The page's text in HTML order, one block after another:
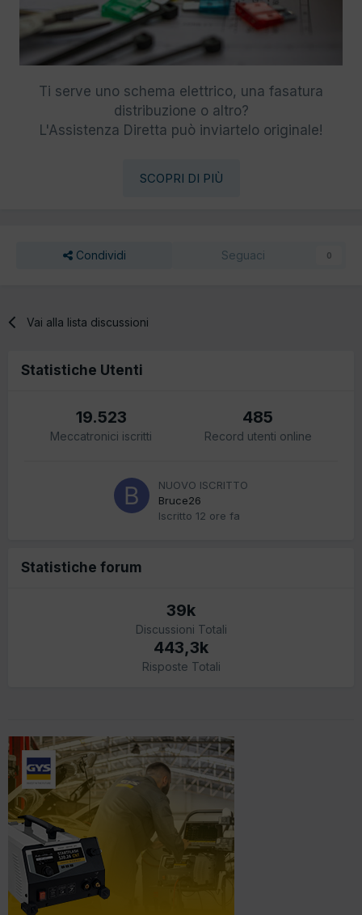
Ti serve uno schema elettrico, una fasatura
distribuzione o altro?
L'Assistenza Diretta può inviartelo originale!
SCOPRI DI PIÙ
Condividi Seguaci 0
Vai alla lista discussioni
Statistiche Utenti
19.523
Meccatronici iscritti
485
Record utenti online
NUOVO ISCRITTO
Bruce26
Iscritto 12 ore fa
Statistiche forum
39k
Discussioni Totali
443,3k
Risposte Totali